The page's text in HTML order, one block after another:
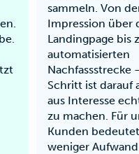
sammeln. Von
Impression über
Landingpage bis
automatisierten
Nachfassstrecke
Schritt ist darauf
aus Interesse
zu machen. Für
Kunden
weniger